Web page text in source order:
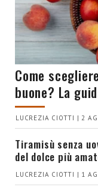
Come
buone? La
LUCREZIA CIOTTI | 2
Tiramisù senza
del dolce più
LUCREZIA CIOTTI | 1